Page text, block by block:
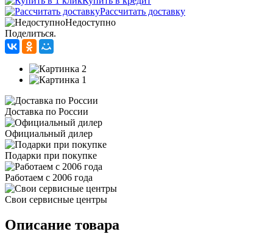
Рассчитать доставку
Недоступно
Поделиться.
Доставка по России
Официальный дилер
Подарки при покупке
Работаем с 2006 года
Свои сервисные центры
Описание товара